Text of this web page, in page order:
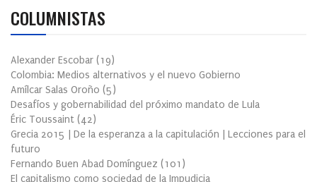
COLUMNISTAS
Alexander Escobar (19)
Colombia: Medios alternativos y el nuevo Gobierno
Amílcar Salas Oroño (5)
Desafíos y gobernabilidad del próximo mandato de Lula
Éric Toussaint (42)
Grecia 2015 | De la esperanza a la capitulación | Lecciones para el
futuro
Fernando Buen Abad Domínguez (101 )
El capitalismo como sociedad de la Impudicia